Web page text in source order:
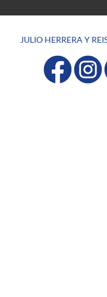
JULIO HERRERA Y